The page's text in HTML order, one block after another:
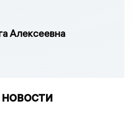
Алексеевна